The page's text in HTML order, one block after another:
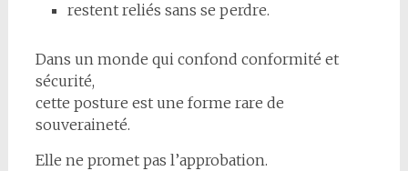
restent reliés sans se perdre.
Dans un monde qui confond conformité et
sécurité,
cette posture est une forme rare de
souveraineté.
Elle ne promet pas l’approbation.